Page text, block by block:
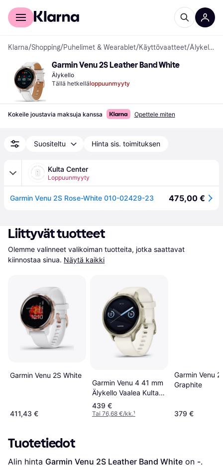
Kuluttajille
Klarna/Shopping/Puhelimet & Wearablet/Käyttövaatteet/ Älykellot
Garmin Venu 2S Leather Band White
Älykello
Tällä hetkelläloppuunmyyty
Kokeile joustavia maksuja kanssa Opettele miten
Suositeltu Hinta sis. toimituksen
Kulta Center
Loppuunmyyty
Garmin Venu 2S Rose-White 010-02429-23 475,00 €
Liittyvät tuotteet
Olemme valinneet valikoiman tuotteita, jotka saattavat
kiinnostaa sinua. Näytä kaikki
Garmin Venu 2S White
411,43 €
Garmin Venu 4 41 mm
Älykello Vaalea Kulta
Luunvärinen
439 €
Tai 76,68 €/kk.¹
Garmin Venu
Graphite
379 €
Tuotetiedot
Alin hinta Garmin Venu 2S Leather Band White on -.